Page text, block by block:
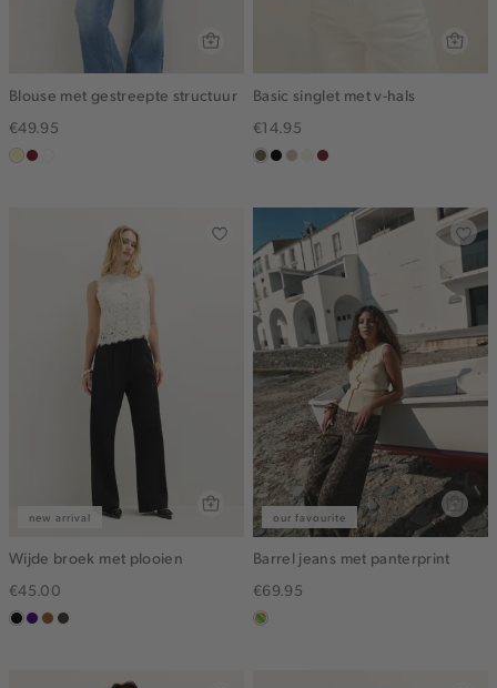
Blouse met gestreepte structuur
€49.95
lichtgeel
rood,
Basic singlet met v-hals
€14.95
middenbruin
zwartlichtzand
wit,
white
bordeaux
new arrival
Wijde broek met plooien
€45.00
zwart
indigo
deepmocca
choco
our favourite
Barrel jeans met panterprint
€69.95
meerkleurig